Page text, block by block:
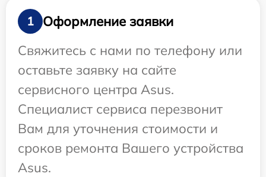
1
Оформление заявки
Свяжитесь с нами по телефону или
оставьте заявку на сайте
сервисного центра Asus.
Специалист сервиса перезвонит
Вам для уточнения стоимости и
сроков ремонта Вашего устройства
Asus.